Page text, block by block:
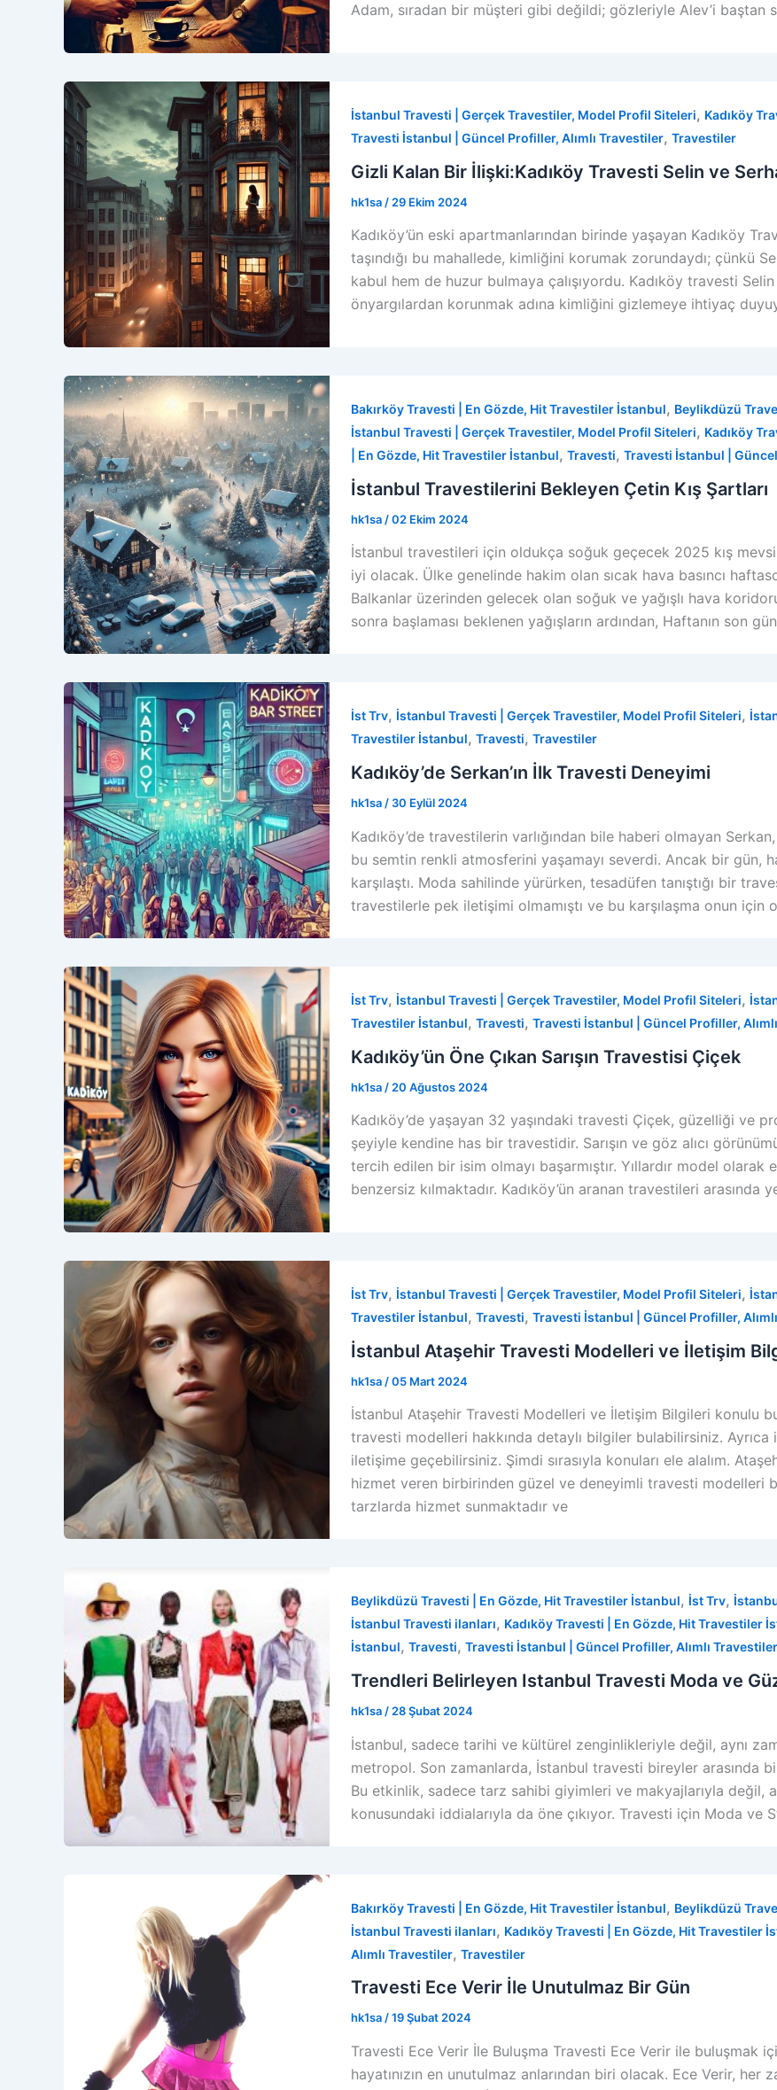
Adam, sıradan bir müşteri gibi değildi; gözleriyle Alev’i
İstanbul Travesti | Gerçek Travestiler, Model Profil Siteleri, Kadıköy
Travesti İstanbul | Güncel Profiller, Alımlı Travestiler, Travestiler
Gizli Kalan Bir İlişki:Kadıköy Travesti Selin ve
hk1sa / 29 Ekim 2024
Kadıköy’ün eski apartmanlarından birinde yaşayan Kadıköy
taşındığı bu mahallede, kimliğini korumak zorundaydı; çünkü
kabul hem de huzur bulmaya çalışıyordu. Kadıköy travesti
önyargılardan korunmak adına kimliğini gizlemeye ihtiyaç
Bakırköy Travesti | En Gözde, Hit Travestiler İstanbul, Beylikdüzü
İstanbul Travesti | Gerçek Travestiler, Model Profil Siteleri, Kadıköy
| En Gözde, Hit Travestiler İstanbul, Travesti, Travesti İstanbul |
İstanbul Travestilerini Bekleyen Çetin Kış Şartları
hk1sa /02 Ekim 2024
İstanbul travestileri için oldukça soğuk geçecek 2025 kış
iyi olacak. Ülke genelinde hakim olan sıcak hava basıncı
Balkanlar üzerinden gelecek olan soğuk ve yağışlı hava
sonra başlaması beklenen yağışların ardından, Haftanın son
İst Trv, İstanbul Travesti | Gerçek Travestiler, Model Profil Siteleri,
Travestiler İstanbul, Travesti, Travestiler
Kadıköy’de Serkan’ın İlk Travesti Deneyimi
hk1sa / 30 Eylül 2024
Kadıköy’de travestilerin varlığından bile haberi olmayan
bu semtin renkli atmosferini yaşamayı severdi. Ancak bir gün,
karşılaştı. Moda sahilinde yürürken, tesadüfen tanıştığı bir
travestilerle pek iletişimi olmamıştı ve bu karşılaşma onun için
İst Trv, İstanbul Travesti | Gerçek Travestiler, Model Profil Siteleri,
Travestiler İstanbul, Travesti, Travesti İstanbul | Güncel Profiller,
Kadıköy’ün Öne Çıkan Sarışın Travestisi Çiçek
hk1sa / 20 Ağustos 2024
Kadıköy’de yaşayan 32 yaşındaki travesti Çiçek, güzelliği ve
şeyiyle kendine has bir travestidir. Sarışın ve göz alıcı
tercih edilen bir isim olmayı başarmıştır. Yıllardır model
benzersiz kılmaktadır. Kadıköy’ün aranan travestileri arasında
İst Trv, İstanbul Travesti | Gerçek Travestiler, Model Profil Siteleri,
Travestiler İstanbul, Travesti, Travesti İstanbul | Güncel Profiller,
İstanbul Ataşehir Travesti Modelleri ve İletişim
hk1sa /05 Mart 2024
İstanbul Ataşehir Travesti Modelleri ve İletişim Bilgileri konulu
travesti modelleri hakkında detaylı bilgiler bulabilirsiniz.
iletişime geçebilirsiniz. Şimdi sırasıyla konuları ele alalım.
hizmet veren birbirinden güzel ve deneyimli travesti modelleri
tarzlarda hizmet sunmaktadır ve
Beylikdüzü Travesti | En Gözde, Hit Travestiler İstanbul, İst Trv,
İstanbul Travesti ilanları, Kadıköy Travesti | En Gözde, Hit Travestiler
İstanbul, Travesti, Travesti İstanbul | Güncel Profiller, Alımlı Travestiler
Trendleri Belirleyen Istanbul Travesti Moda ve
hk1sa / 28 Şubat 2024
İstanbul, sadece tarihi ve kültürel zenginlikleriyle değil, aynı
metropol. Son zamanlarda, İstanbul travesti bireyler arasında
Bu etkinlik, sadece tarz sahibi giyimleri ve makyajlarıyla değil,
konusundaki iddialarıyla da öne çıkıyor. Travesti için Moda ve
Bakırköy Travesti | En Gözde, Hit Travestiler İstanbul, Beylikdüzü
İstanbul Travesti ilanları, Kadıköy Travesti | En Gözde, Hit Travestiler
Alımlı Travestiler, Travestiler
Travesti Ece Verir İle Unutulmaz Bir Gün
hk1sa/19 Şubat 2024
Travesti Ece Verir İle Buluşma Travesti Ece Verir ile buluşmak
hayatınızın en unutulmaz anlarından biri olacak. Ece Verir, her